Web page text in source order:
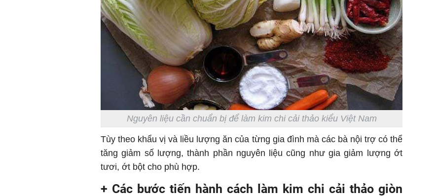
Nguyên liệu cần chuẩn bị để làm kim chi cải thảo kiểu Việt Nam
Tùy theo khẩu vị và liều lượng ăn của từng gia đình mà các bà nội trợ có thể
tăng giảm số lượng, thành phần nguyên liệu cũng như gia giảm lượng ớt
tươi, ớt bột cho phù hợp.
+ Các bước tiến hành cách làm kim chi cải thảo giòn